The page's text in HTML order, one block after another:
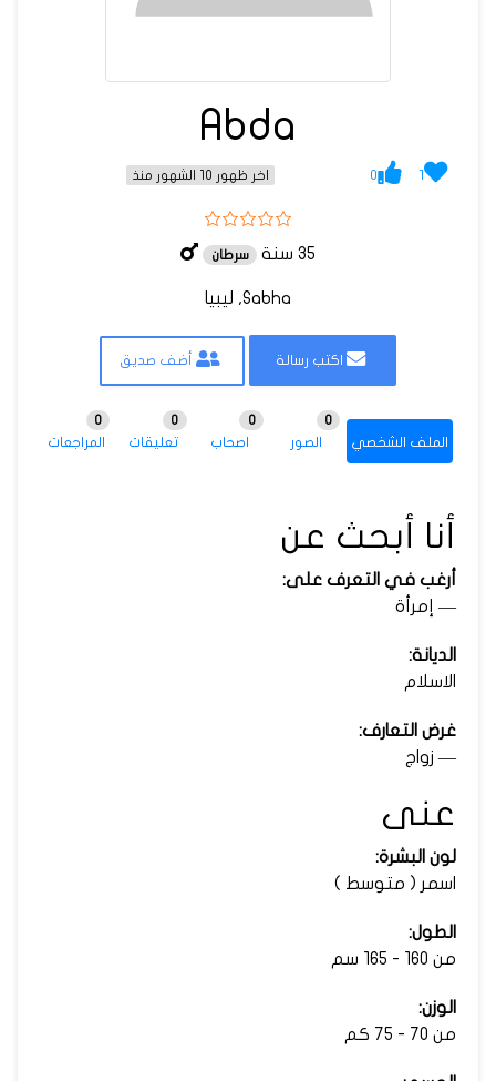
Abda
1
0 اخر ظهور 10 الشهور منذ
35 سنة سرطان
Sabha, ليبيا
اكتب رسالة أضف صديق
الملف الشخصي الصور
0
اصحاب
0
تعليقات
0
المراجعات
0
أنا أبحث عن
أرغب في التعرف على:
— إمرأة
الديانة:
الاسلام
غرض التعارف:
— زواج
عنى
لون البشرة:
اسمر ( متوسط )
الطول:
من 160 - 165 سم
الوزن:
من 70 - 75 كم